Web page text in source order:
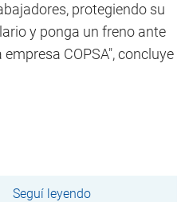
protegiendo su
y ponga un freno ante
COPSA", concluye
Seguí leyendo